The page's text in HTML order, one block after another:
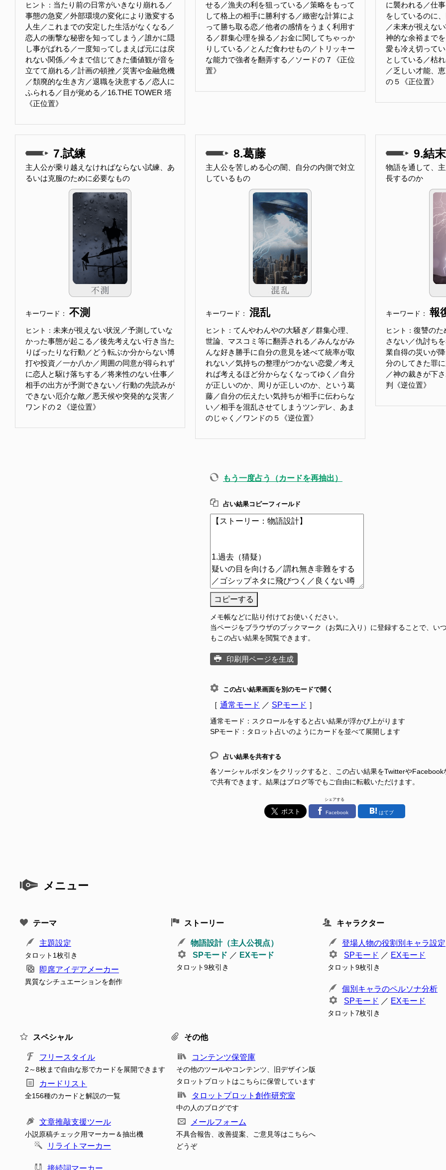
ヒント： 当たり前の日常がいきなり崩れる／
事態の急変／外部環境の変化により激変する
人生／これまでの安定した生活がなくなる／
恋人の衝撃な秘密を知ってしまう／誰かに隠
し事がばれる／一度知ってしまえば元には戻
れない関係／今まで信じてきた価値観が音を
立てて崩れる／計画の頓挫／災害や金融危機
／頽廃的な生き方／退職を決意する／恋人に
ふられる／目が覚める／16.THE TOWER 塔
《正位置》
せる／漁夫の利を狙っている／策略をもって
して格上の相手に勝利する／緻密な計算によ
って勝ち取る恋／他者の感情をうまく利用す
る／群集心理を操る／お金に関してちゃっか
りしている／とんだ食わせもの／トリッキー
な能力で強者を翻弄する／ソードの７《正位
置》
に襲われる／仕
をしているのに
／未来が視えな
神的な余裕まで
愛も冷え切って
としている／枯
／乏しい才能、
の５《正位置》
7.試練
主人公が乗り越えなければならない試練、あ
るいは克服のために必要なもの
キーワード： 不測
ヒント： 未来が視えない状況／予測していな
かった事態が起こる／後先考えない行き当た
りばったりな行動／どう転ぶか分からない博
打や投資／一か八か／周囲の同意が得られず
に恋人と駆け落ちする／将来性のない仕事／
相手の出方が予測できない／行動の先読みが
できない厄介な敵／悪天候や突発的な災害／
ワンドの２《逆位置》
8.葛藤
主人公を苦しめる心の闇、自分の内側で対立
しているもの
キーワード： 混乱
ヒント： てんやわんやの大騒ぎ／群集心理、
世論、マスコミ等に翻弄される／みんながみ
んな好き勝手に自分の意見を述べて統率が取
れない／気持ちの整理がつかない恋愛／考え
れば考えるほど分からなくなってゆく／自分
が正しいのか、周りが正しいのか、という葛
藤／自分の伝えたい気持ちが相手に伝わらな
い／相手を混乱させてしまうツンデレ、あま
のじゃく／ワンドの５《逆位置》
9.結末
物語を通して、
長するのか
キーワード： 報
ヒント： 復讐のた
さない／仇討ち
業自得の災いが
分のしてきた罪
／神の裁きが下
判《逆位置》
もう一度占う（カードを再抽出）
占い結果コピーフィールド
コピーする
メモ帳などに貼り付けてお使いください。
当ページをブラウザのブックマーク（お気に入り）に登録することで、い
もこの占い結果を閲覧できます。
印刷用ページを生成
この占い結果画面を別のモードで開く
［ 通常モード ／ SPモード ］
通常モード：スクロールをすると占い結果が浮かび上がります
SPモード：タロット占いのようにカードを並べて展開します
占い結果を共有する
各ソーシャルボタンをクリックすると、この占い結果をTwitterやFacebook
で共有できます。結果はブログ等でもご自由に転載いただけます。
シェアする
Facebook はてブ
メニュー
テーマ
主題設定
タロット1枚引き
即席アイデアメーカー
異質なシチュエーションを創作
ストーリー
物語設計（主人公視点）
SPモード ／ EXモード
タロット9枚引き
キャラクター
登場人物の役割別キャラ設定
SPモード ／ EXモード
タロット9枚引き
個別キャラのペルソナ分析
SPモード ／ EXモード
タロット7枚引き
スペシャル
フリースタイル
2～8枚まで自由な形でカードを展開できます
カードリスト
全156種のカードと解説の一覧
文章推敲支援ツール
小説原稿チェック用マーカー＆抽出機
リライトマーカー
その他
コンテンツ保管庫
その他のツールやコンテンツ、旧デザイン版
タロットプロットはこちらに保管しています
タロットプロット創作研究室
中の人のブログです
メールフォーム
不具合報告、改善提案、ご意見等はこちらへ
どうぞ